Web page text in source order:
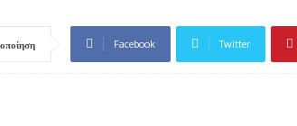
Facebook Twitter